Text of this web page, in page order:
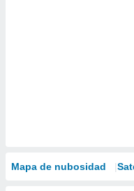
Mapa de nubosidad